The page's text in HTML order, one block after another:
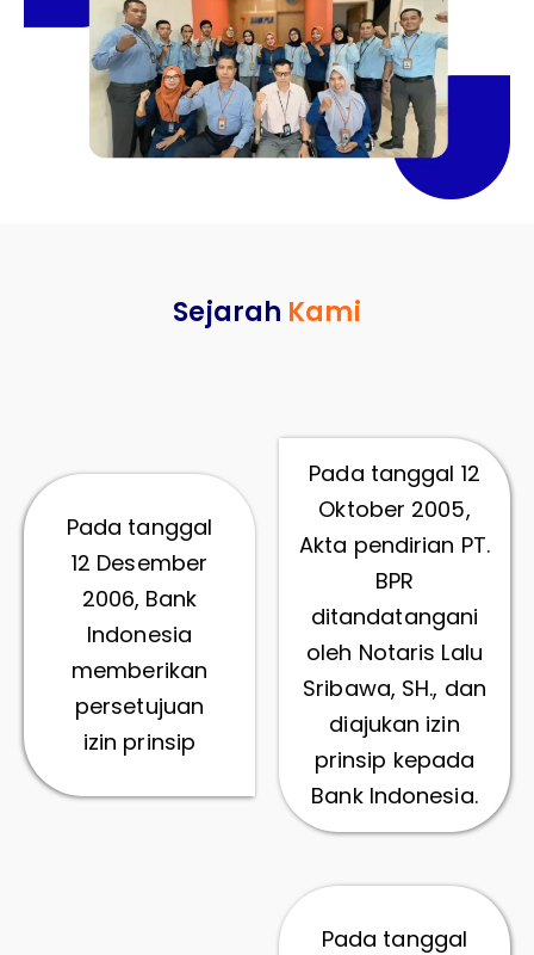
Sejarah Kami
Pada tanggal
12 Desember
2006, Bank
Indonesia
memberikan
persetujuan
izin prinsip
Pada tanggal 12
Oktober 2005,
Akta pendirian PT.
BPR
ditandatangani
oleh Notaris Lalu
Sribawa, SH., dan
diajukan izin
prinsip kepada
Bank Indonesia.
Pada tanggal